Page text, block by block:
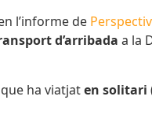
l’informe de
d’arribada a la
que ha viatjaten solitari